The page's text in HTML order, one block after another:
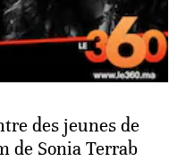
des jeunes de
de Sonia Terrab